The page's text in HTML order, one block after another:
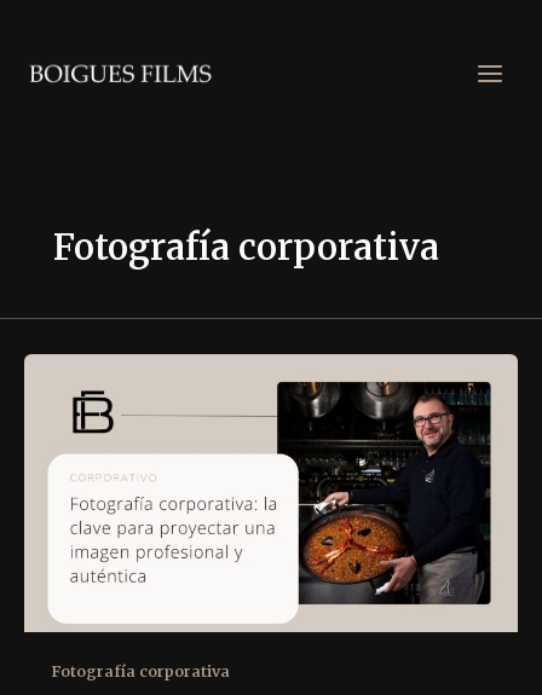
contenido
Fotografía corporativa
Fotografía corporativa